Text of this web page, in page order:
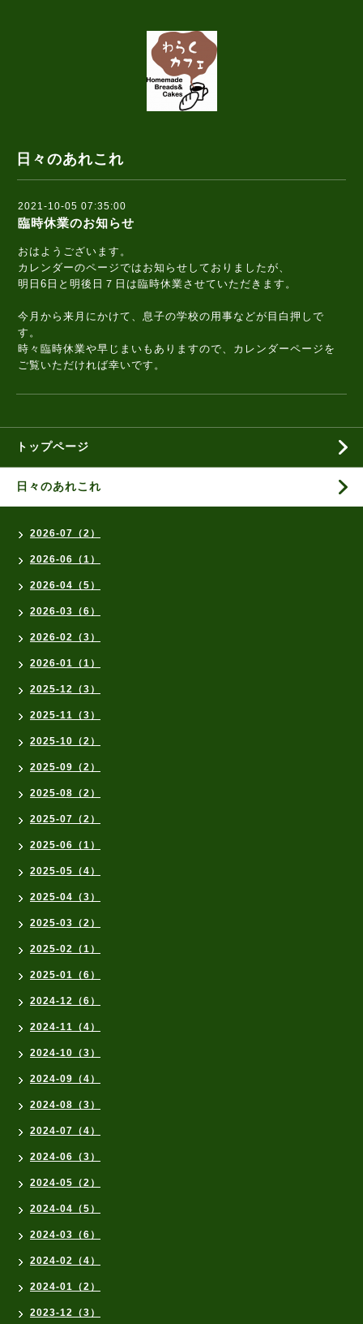
日々のあれこれ
2021-10-05 07:35:00
臨時休業のお知らせ
おはようございます。
カレンダーのページではお知らせしておりましたが、
明日6日と明後日７日は臨時休業させていただきます。
今月から来月にかけて、息子の学校の用事などが目白押しで
す。
時々臨時休業や早じまいもありますので、カレンダーページを
ご覧いただければ幸いです。
トップページ
日々のあれこれ
2026-07（2）
2026-06（1）
2026-04（5）
2026-03（6）
2026-02（3）
2026-01（1）
2025-12（3）
2025-11（3）
2025-10（2）
2025-09（2）
2025-08（2）
2025-07（2）
2025-06（1）
2025-05（4）
2025-04（3）
2025-03（2）
2025-02（1）
2025-01（6）
2024-12（6）
2024-11（4）
2024-10（3）
2024-09（4）
2024-08（3）
2024-07（4）
2024-06（3）
2024-05（2）
2024-04（5）
2024-03（6）
2024-02（4）
2024-01（2）
2023-12（3）